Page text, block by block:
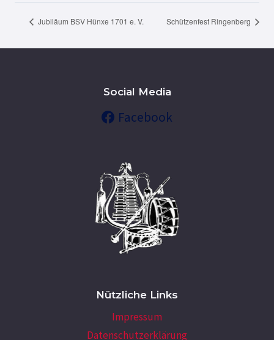
Jubiläum BSV Hünxe 1701 e. V. Schützenfest Ringenberg
Social Media
Facebook
Nützliche Links
Impressum
Datenschutzerklärung